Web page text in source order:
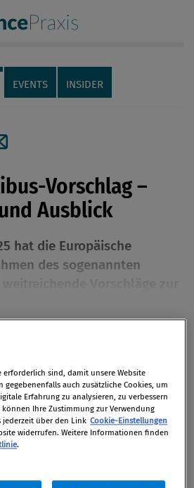
Praxis
EVENTS INSIDER
Vorschlag –
Ausblick
hat die Europäische
des sogenannten
(ua
MSc
Reports“ sowie der
erforderlich sind, damit unsere Website
auch zusätzliche Cookies, um
Erfahrung zu analysieren, zu verbessern
Ihre Zustimmung zur Verwendung
jederzeit über den Link Cookie-Einstellungen
widerrufen. Weitere Informationen finden
.